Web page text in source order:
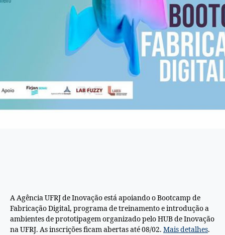
A Agência UFRJ de Inovação está apoiando o Bootcamp de
Fabricação Digital, programa de treinamento e introdução a
ambientes de prototipagem organizado pelo HUB de Inovação
na UFRJ. As inscrições ficam abertas até 08/02. Mais detalhes.